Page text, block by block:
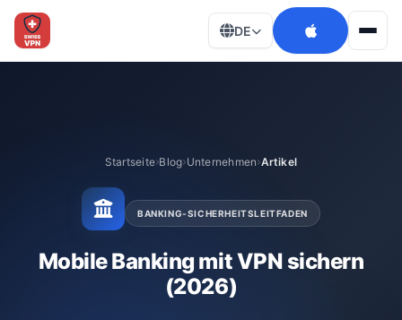
DE
Startseite Blog Unternehmen Artikel
BANKING-SICHERHEITSLEITFADEN
Mobile Banking mit VPN sichern
(2026)